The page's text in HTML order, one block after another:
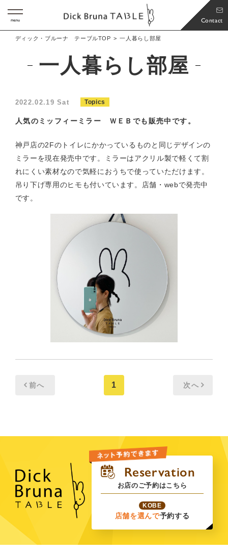
Contact
menu
ディック・ブルーナ テーブルTOP 一人暮らし部屋
一人暮らし部屋
2022.02.19 Sat Topics
人気のミッフィーミラー ＷＥＢでも販売中です。
神戸店の2Fのトイレにかかっているものと同じデザインの
ミラーを現在発売中です。ミラーはアクリル製で軽くて割
れにくい素材なので気軽におうちで使っていただけます。
吊り下げ専用のヒモも付いています。店舗・webで発売中
です。
前へ 1 次へ
お店のご予約はこちら
KOBE
店舗を選んで予約する